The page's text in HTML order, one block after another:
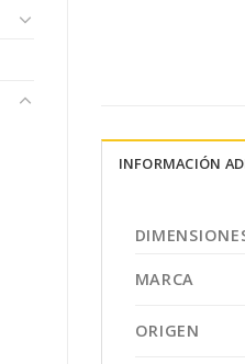
INFORMACIÓN
MARCA
ORIGEN